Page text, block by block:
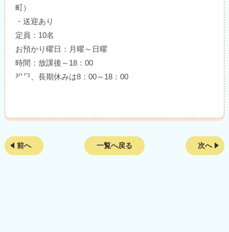
町）
・送迎あり
定員：10名
お預かり曜日：月曜～日曜
時間：放課後～18：00
祝日、長期休みは8：00～18：00
前へ 一覧へ戻る 次へ